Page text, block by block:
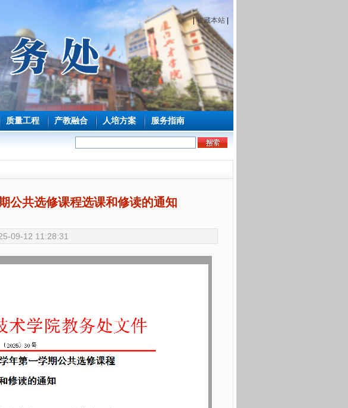
|收藏本站
质量工程 产教融合 人培方案 服务指南
公共选修课程选课和修读的通知
09-12 11:28:31